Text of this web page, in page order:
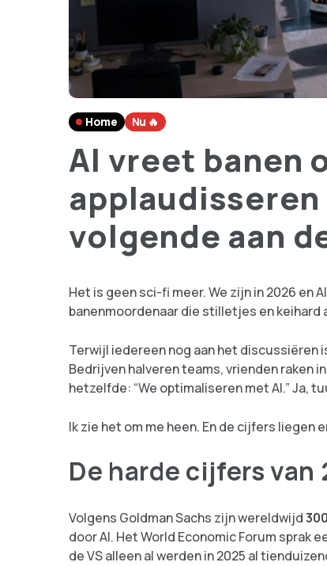
Home Nu 🔥
AI vreet banen
volgende aan
Het is geen sci-fi meer. We zijn in 2026 en
banenmoordenaar die stilletjes en keihard
Terwijl iedereen nog aan het discussiëren
Bedrijven halveren teams, vrienden raken
hetzelfde: “We optimaliseren met AI.” Ja,
Ik zie het om me heen. En de cijfers liegen
De harde cijfers van
Volgens Goldman Sachs zijn wereldwijd
door AI. Het World Economic Forum sprak
de VS alleen al werden in 2025 al